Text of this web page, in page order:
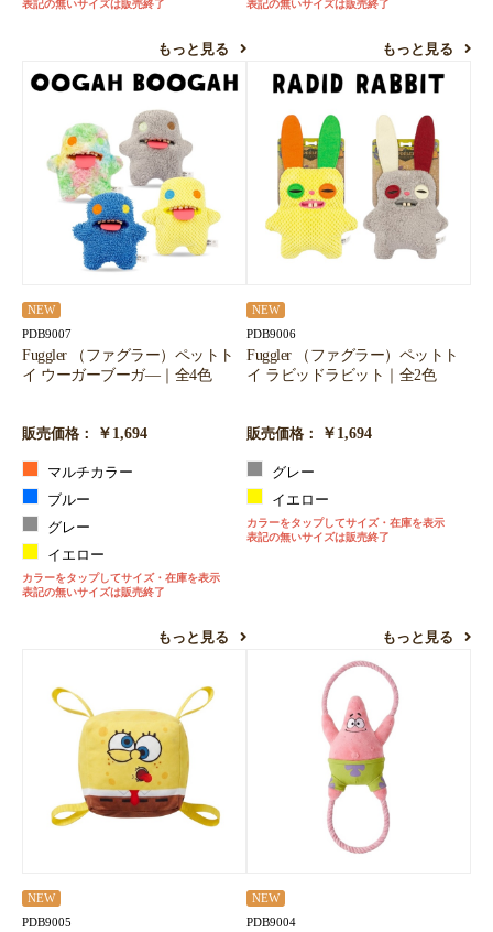
表記の無いサイズは販売終了
もっと見る
表記の無いサイズは販売終了
もっと見る
NEW
PDB9007
Fuggler （ファグラー）ペットト
イ ウーガーブーガ―｜全4色
販売価格： ￥1,694
マルチカラー
ブルー
グレー
イエロー
カラーをタップしてサイズ・在庫を表示
表記の無いサイズは販売終了
もっと見る
NEW
PDB9006
Fuggler （ファグラー）ペットト
イ ラビッドラビット｜全2色
販売価格： ￥1,694
グレー
イエロー
カラーをタップしてサイズ・在庫を表示
表記の無いサイズは販売終了
もっと見る
NEW
PDB9005
NEW
PDB9004